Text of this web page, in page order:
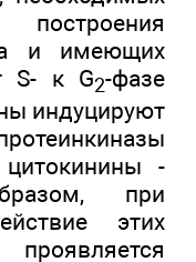
и имеющих
S- к G2-фазе
индуцируют
цитокинины -
при
этих